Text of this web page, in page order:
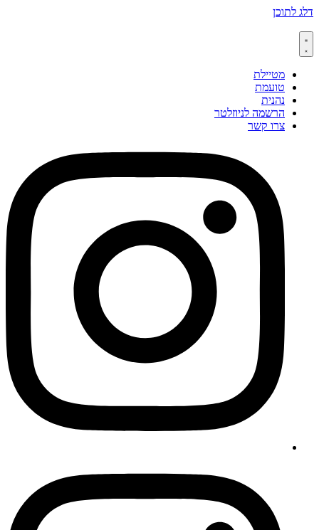
דלג לתוכן
מטיילת
טועמת
נהנית
הרשמה לניוזלטר
צרו קשר